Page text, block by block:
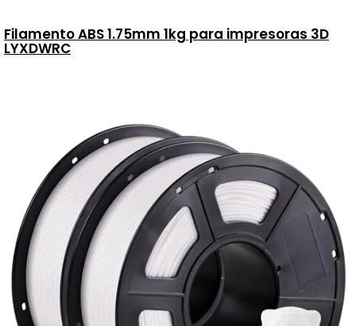
Filamento ABS 1.75mm 1kg para impresoras 3D
LYXDWRC